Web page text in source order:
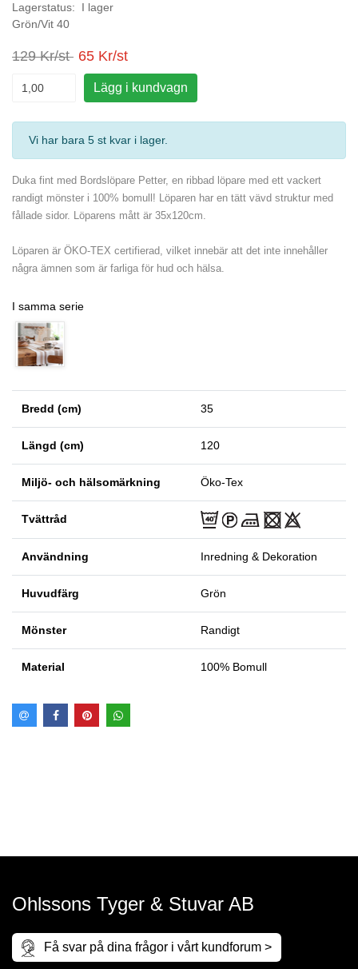
Lagerstatus: I lager
Grön/Vit 40
129 Kr/st 65 Kr/st
Lägg i kundvagn
Vi har bara 5 st kvar i lager.
Duka fint med Bordslöpare Petter, en ribbad löpare med ett vackert
randigt mönster i 100% bomull! Löparen har en tätt vävd struktur med
fållade sidor. Löparens mått är 35x120cm.
Löparen är ÖKO-TEX certifierad, vilket innebär att det inte innehåller
några ämnen som är farliga för hud och hälsa.
I samma serie
Bredd (cm) 35
Längd (cm) 120
Miljö- och hälsomärkning Öko-Tex
Tvättråd
Användning Inredning & Dekoration
Huvudfärg Grön
Mönster Randigt
Material 100% Bomull
Ohlssons Tyger & Stuvar AB
Få svar på dina frågor i vårt kundforum >